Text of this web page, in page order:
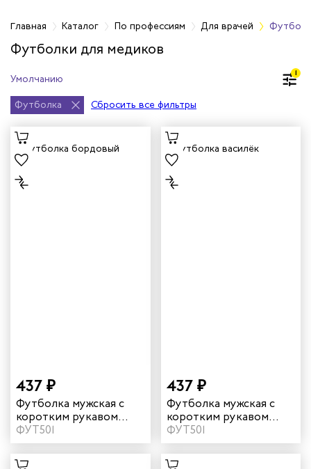
работников
Главная Каталог По профессиям Для врачей
Футболки для медиков
1
Футболка Сбросить все фильтры
437 ₽
Футболка мужская с
коротким рукавом
цвет бордовый
ФУТ501
437 ₽
Футболка мужская с
коротким рукавом
цвет василек
ФУТ501